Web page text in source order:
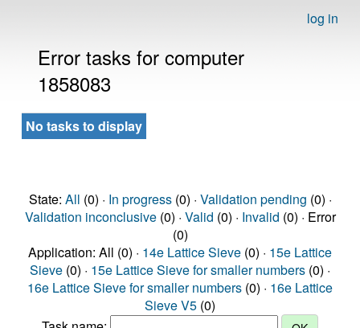
log in
Error tasks for computer
1858083
No tasks to display
State: All (0) · In progress(0) · Validation pending (0) ·
Validation inconclusive(0) · Valid (0) · Invalid (0) · Error
(0)
Application: All (0) · 14e Lattice Sieve (0) · 15e Lattice
Sieve (0) · 15e Lattice Sieve for smaller numbers (0) ·
16e Lattice Sieve for smaller numbers (0) · 16e Lattice
Sieve V5 (0)